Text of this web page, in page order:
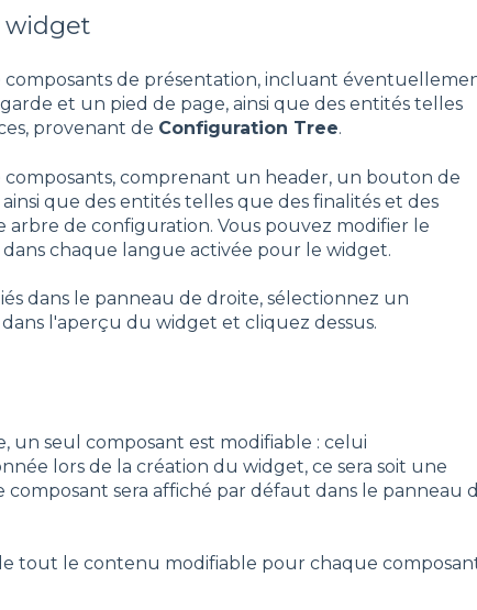
widget
de présentation, incluant
et un pied de page, ainsi que des entités telles
provenant de Configuration Tree.
comprenant un header, un bouton de
que des entités telles que des finalités et des
de configuration. Vous pouvez modifier le
chaque langue activée pour le widget.
dans le panneau de droite, sélectionnez un
l'aperçu du widget et cliquez dessus.
un seul composant est modifiable : celui
lors de la création du widget, ce sera soit une
sera affiché par défaut dans le panneau
tout le contenu modifiable pour chaque